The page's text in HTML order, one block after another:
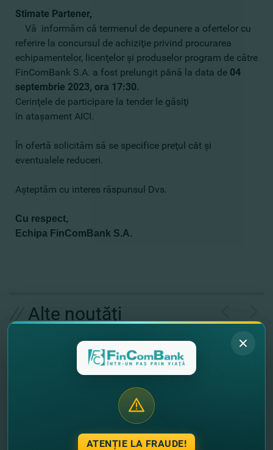
Stimate Partener,
Vă informăm că termenul de depunere a ofertelor cu
referire la concursul de achiziţie privind procurarea
echipamentelor, licenţelor şi produselor program de către
FinComBank S.A. a fost prelungit până la data de 04
septembrie 2023, ora 17:30.
Cerinţele de participare la tender le găsiţi
în ataşament AICI.
În ofertă solicităm să se specifice preţul cât şi
eventualele reduceri.
Aşteptăm cu interes răspunsul Dvs.
Cu respect,
Echipa FinComBank S.A.
Alte noutăţi
ATENȚIE LA FRAUDE!